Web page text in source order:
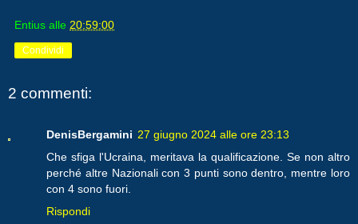
Entius alle 20:59:00
Condividi
2 commenti:
DenisBergamini 27 giugno 2024 alle ore 23:13
Che sfiga l'Ucraina, meritava la qualificazione. Se non altro
perché altre Nazionali con 3 punti sono dentro, mentre loro
con 4 sono fuori.
Rispondi